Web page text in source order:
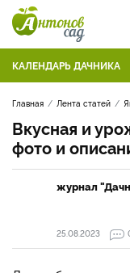
КАЛЕНДАРЬ ДАЧНИКА
Главная Лента статей
Вкусная и
фото и
журнал
25.08.2023